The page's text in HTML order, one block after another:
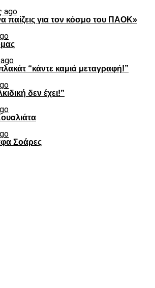
ago
παίζεις για τον κόσμο του ΠΑΟΚ»
“κάντε καμιά μεταγραφή!”
δεν έχει!”
Σοάρες